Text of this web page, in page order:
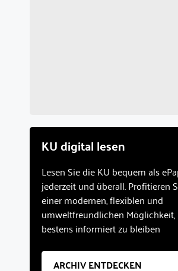
KU digital lesen
Lesen Sie die KU bequem als
jederzeit und überall. Profitieren
einer modernen, flexiblen und
umweltfreundlichen
bestens informiert zu bleiben
ARCHIV ENTDECKEN